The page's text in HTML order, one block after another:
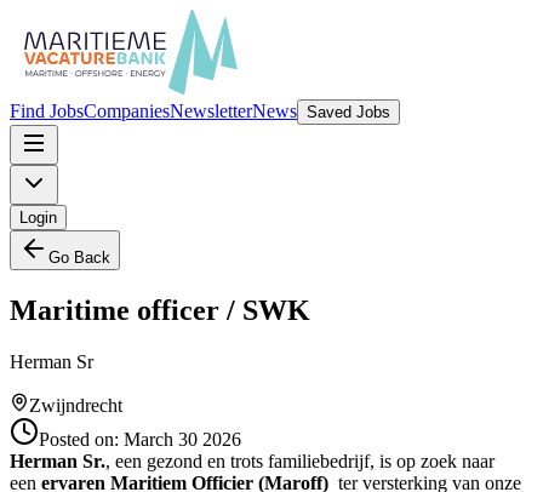
Find JobsCompaniesNewsletterNews Saved Jobs
Login
Go Back
Maritime officer / SWK
Herman Sr
Zwijndrecht
Posted on: March 30 2026
Herman Sr., een gezond en trots familiebedrijf, is op zoek naar
een ervaren Maritiem Officier (Maroff) ter versterking van onze